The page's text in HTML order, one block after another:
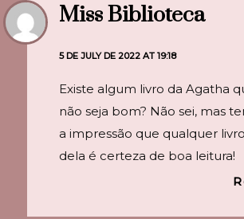
Miss Biblioteca
5 DE JULY DE 2022 AT 19:18
Existe algum livro da Agatha
não seja bom? Não sei, mas
a impressão que qualquer livro
dela é certeza de boa leitura!